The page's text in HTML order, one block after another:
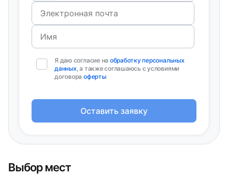
Выбор мест
Я даю согласие на обработку персональных
данных, а также соглашаюсь с условиями
договора оферты
Оставить заявку